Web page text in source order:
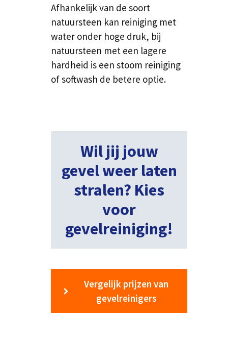
Afhankelijk van de soort
natuursteen kan reiniging met
water onder hoge druk, bij
natuursteen met een lagere
hardheid is een stoom reiniging
of softwash de betere optie.
Wil jij jouw
gevel weer laten
stralen? Kies
voor
gevelreiniging!
Vergelijk prijzen van
gevelreinigers